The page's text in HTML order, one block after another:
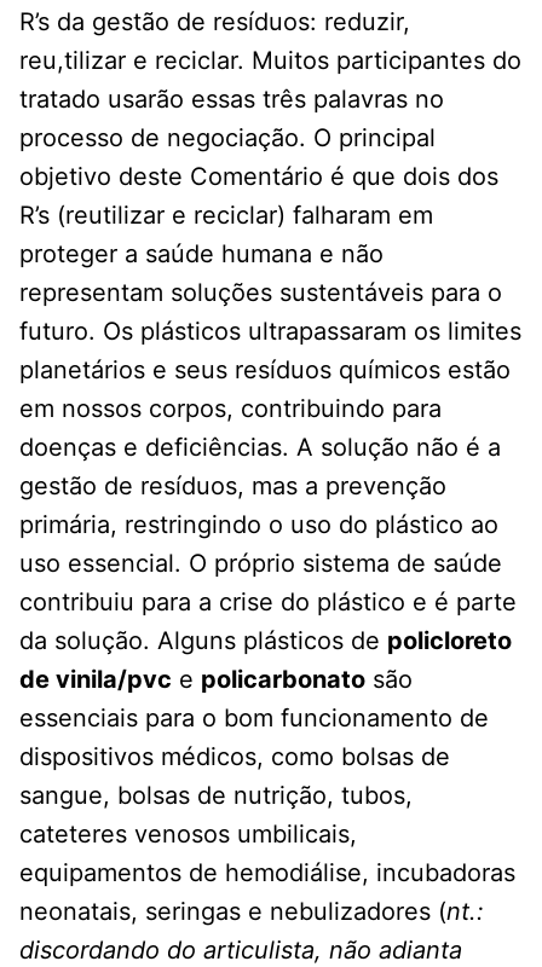
R’s da gestão de resíduos: reduzir,
reu,tilizar e reciclar. Muitos participantes do
tratado usarão essas três palavras no
processo de negociação. O principal
objetivo deste Comentário é que dois dos
R’s (reutilizar e reciclar) falharam em
proteger a saúde humana e não
representam soluções sustentáveis ​​para o
futuro. Os plásticos ultrapassaram os limites
planetários e seus resíduos químicos estão
em nossos corpos, contribuindo para
doenças e deficiências. A solução não é a
gestão de resíduos, mas a prevenção
primária, restringindo o uso do plástico ao
uso essencial. O próprio sistema de saúde
contribuiu para a crise do plástico e é parte
da solução. Alguns plásticos de policloreto
de vinila/pvc e policarbonato são
essenciais para o bom funcionamento de
dispositivos médicos, como bolsas de
sangue, bolsas de nutrição, tubos,
cateteres venosos umbilicais,
equipamentos de hemodiálise, incubadoras
neonatais, seringas e nebulizadores (nt.:
discordando do articulista, não adianta